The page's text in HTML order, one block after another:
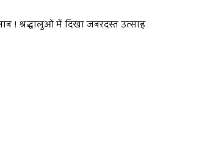
! श्रद्धालुओं में दिखा जबरदस्त उत्साह